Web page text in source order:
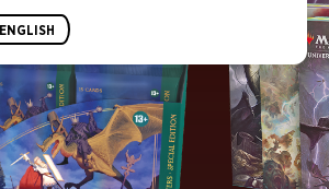
ENGLISH